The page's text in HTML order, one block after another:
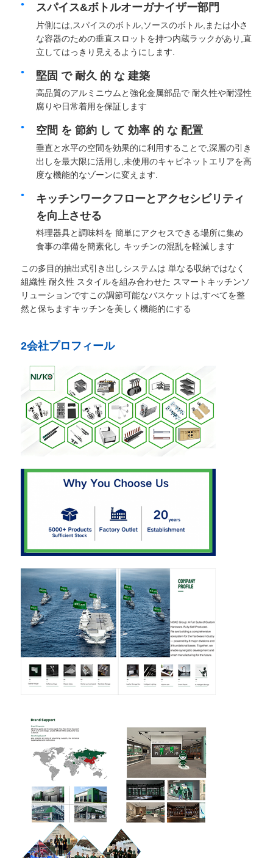
スパイス&ボトルオーガナイザー部門
片側には,スパイスのボトル,ソースのボトル,または小さ
な容器のための垂直スロットを持つ内蔵ラックがあり,直
立してはっきり見えるようにします.
堅固 で 耐久 的 な 建築
高品質のアルミニウムと強化金属部品で 耐久性や耐湿性
腐りや日常着用を保証します
空間 を 節約 し て 効率 的 な 配置
垂直と水平の空間を効果的に利用することで,深層の引き
出しを最大限に活用し,未使用のキャビネットエリアを高
度な機能的なゾーンに変えます.
キッチンワークフローとアクセシビリティ
を向上させる
料理器具と調味料を 簡単にアクセスできる場所に集め
食事の準備を簡素化し キッチンの混乱を軽減します
この多目的抽出式引き出しシステムは 単なる収納ではなく
組織性 耐久性 スタイルを組み合わせた スマートキッチンソ
リューションですこの調節可能なバスケットは,すべてを整
然と保ちますキッチンを美しく機能的にする
2会社プロフィール